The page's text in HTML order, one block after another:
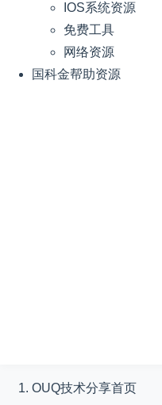
IOS系统资源
免费工具
网络资源
国科金帮助资源
OUQ技术分享首页